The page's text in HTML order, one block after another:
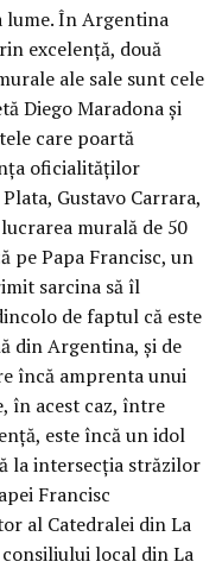
lume. În Argentina
excelență, două
ale sale sunt cele
Diego Maradona și
care poartă
oficialităților
Gustavo Carrara,
murală de 50
pe Papa Francisc, un
sarcina să îl
de faptul că este
din Argentina, și de
încă amprenta unui
în acest caz, între
este încă un idol
la intersecția străzilor
Francisc
al Catedralei din La
local din La